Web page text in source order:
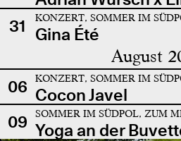
31
KONZERT, SOMMER IM
Gina Été
August
06 KONZERT, SOMMER IM
Cocon Javel
09
SOMMER IM SÜDPOL, ZUM
Yoga an der